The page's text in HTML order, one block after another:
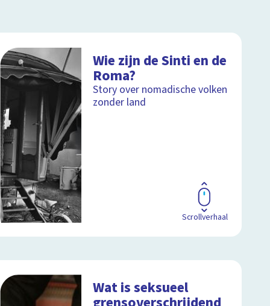
Wie zijn de Sinti en de
Roma?
Story over nomadische volken
zonder land
Scrollverhaal
Wat is seksueel